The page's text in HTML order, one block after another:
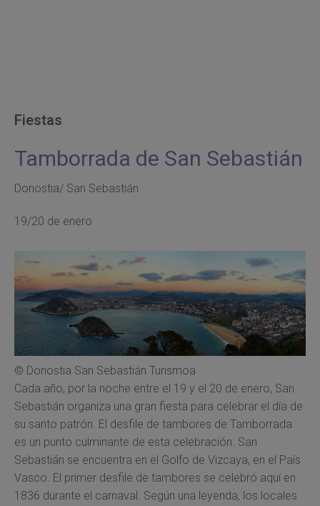
Fiestas
Tamborrada de San Sebastián
Donostia/ San Sebastián
19/20 de enero
© Donostia San Sebastián Turismoa
Cada año, por la noche entre el 19 y el 20 de enero, San
Sebastián organiza una gran fiesta para celebrar el día de
su santo patrón. El desfile de tambores de Tamborrada
es un punto culminante de esta celebración. San
Sebastián se encuentra en el Golfo de Vizcaya, en el País
Vasco. El primer desfile de tambores se celebró aquí en
1836 durante el carnaval. Según una leyenda, los locales